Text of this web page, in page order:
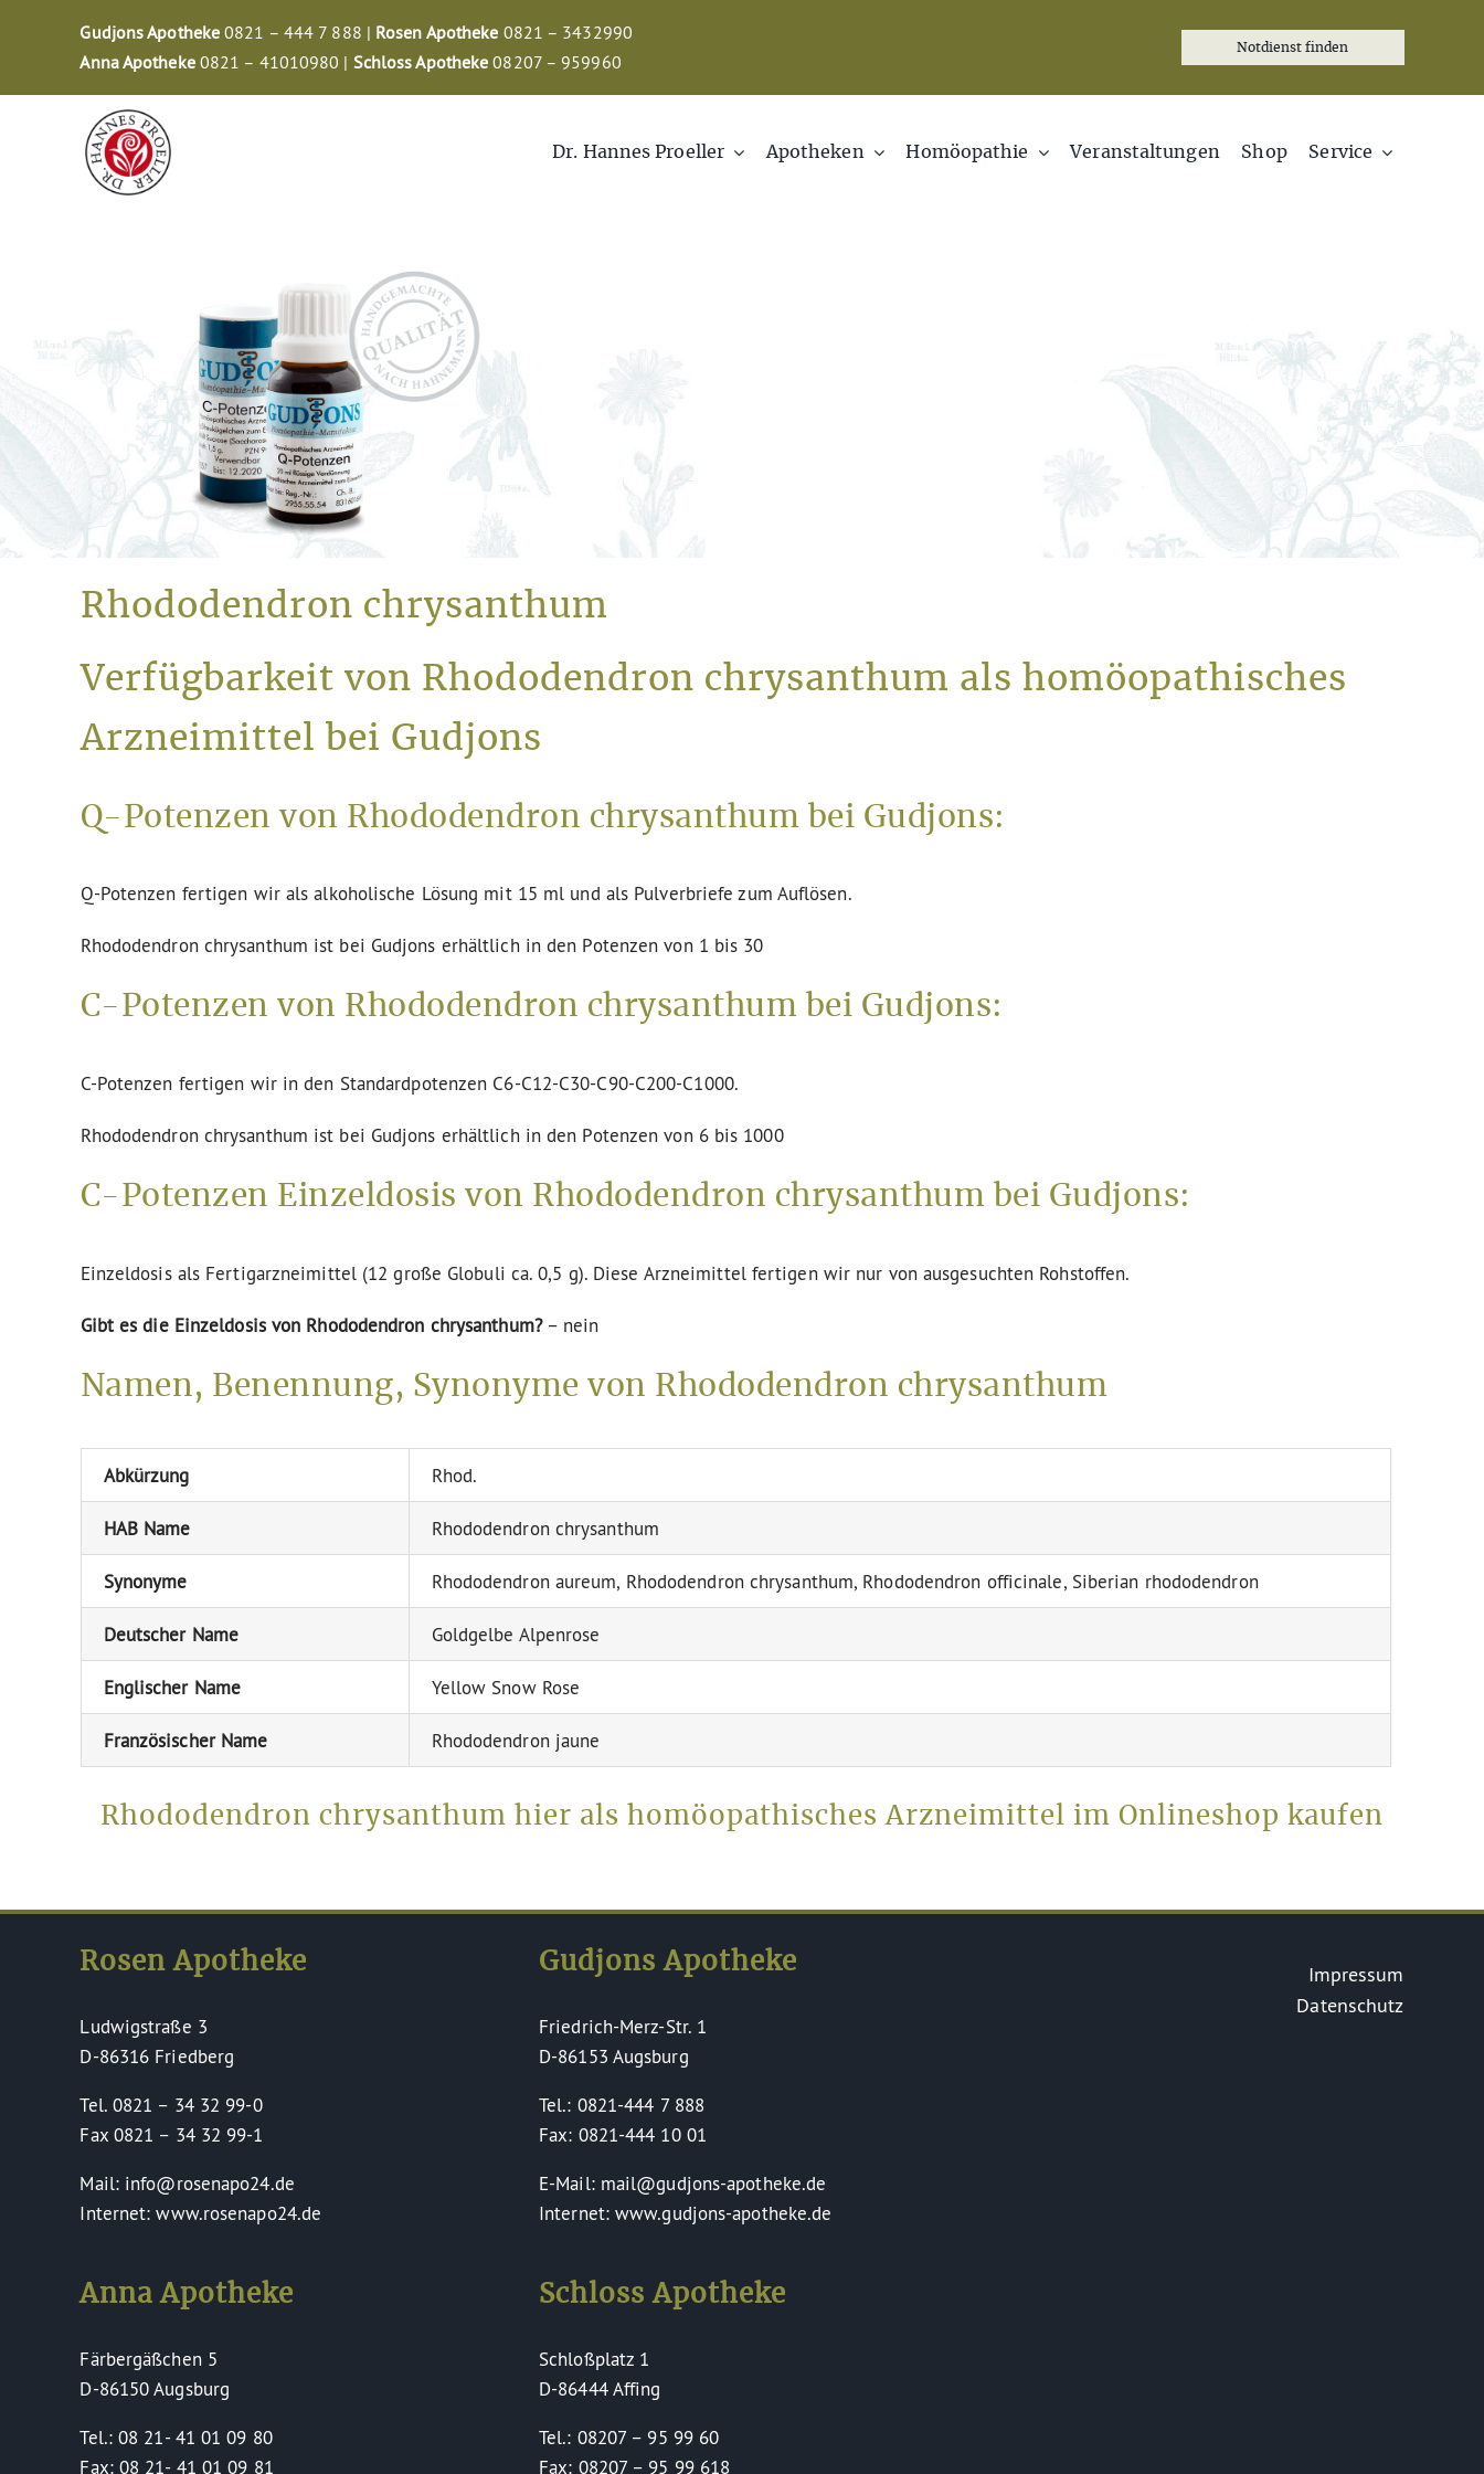
Gudjons Apotheke 0821 – 444 7 888 | Rosen Apotheke 0821 – 3432990
Anna Apotheke0821 – 41010980 | Schloss Apotheke 08207 – 959960
Notdienst finden
Dr. Hannes Proeller Apotheken Homöopathie Veranstaltungen Shop Service
Rhododendron chrysanthum
Verfügbarkeit von Rhododendron chrysanthum als homöopathisches
Arzneimittel bei Gudjons
Q-Potenzen von Rhododendron chrysanthum bei Gudjons:
Q-Potenzen fertigen wir als alkoholische Lösung mit 15 ml und als Pulverbriefe zum Auflösen.
Rhododendron chrysanthum ist bei Gudjons erhältlich in den Potenzen von 1 bis 30
C-Potenzen von Rhododendron chrysanthum bei Gudjons:
C-Potenzen fertigen wir in den Standardpotenzen C6-C12-C30-C90-C200-C1000.
Rhododendron chrysanthum ist bei Gudjons erhältlich in den Potenzen von 6 bis 1000
C-Potenzen Einzeldosis von Rhododendron chrysanthum bei Gudjons:
Einzeldosis als Fertigarzneimittel (12 große Globuli ca. 0,5 g). Diese Arzneimittel fertigen wir nur von ausgesuchten Rohstoffen.
Gibt es die Einzeldosis von Rhododendron chrysanthum?– nein
Namen, Benennung, Synonyme von Rhododendron chrysanthum
Abkürzung Rhod.
HAB Name Rhododendron chrysanthum
Synonyme Rhododendron aureum, Rhododendron chrysanthum, Rhododendron officinale, Siberian rhododendron
Deutscher Name Goldgelbe Alpenrose
Englischer Name Yellow Snow Rose
Französischer Name Rhododendron jaune
Rhododendron chrysanthum hier als homöopathisches Arzneimittel im Onlineshop kaufen
Rosen Apotheke
Ludwigstraße 3
D-86316 Friedberg
Tel. 0821 – 34 32 99-0
Fax 0821 – 34 32 99-1
Mail: info@rosenapo24.de
Internet: www.rosenapo24.de
Anna Apotheke
Färbergäßchen 5
D-86150 Augsburg
Tel.: 08 21- 41 01 09 80
Fax: 08 21- 41 01 09 81
Gudjons Apotheke
Friedrich-Merz-Str. 1
D-86153 Augsburg
Tel.: 0821-444 7 888
Fax: 0821-444 10 01
E-Mail: mail@gudjons-apotheke.de
Internet: www.gudjons-apotheke.de
Schloss Apotheke
Schloßplatz 1
D-86444 Affing
Tel.: 08207 – 95 99 60
Fax: 08207 – 95 99 618
Impressum
Datenschutz